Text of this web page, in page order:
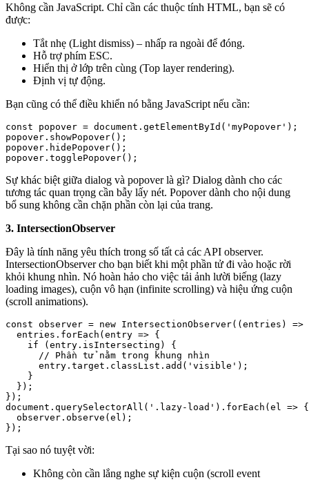
Không cần JavaScript. Chỉ cần các thuộc tính HTML, bạn sẽ có
được:
Tắt nhẹ (Light dismiss) – nhấp ra ngoài để đóng.
Hỗ trợ phím ESC.
Hiển thị ở lớp trên cùng (Top layer rendering).
Định vị tự động.
Bạn cũng có thể điều khiển nó bằng JavaScript nếu cần:
const popover = document.getElementById('myPopover');
popover.showPopover();
popover.hidePopover();
popover.togglePopover();
Sự khác biệt giữa dialog và popover là gì? Dialog dành cho các
tương tác quan trọng cần bẫy lấy nét. Popover dành cho nội dung
bổ sung không cần chặn phần còn lại của trang.
3. IntersectionObserver
Đây là tính năng yêu thích trong số tất cả các API observer.
IntersectionObserver cho bạn biết khi một phần tử đi vào hoặc rời
khỏi khung nhìn. Nó hoàn hảo cho việc tải ảnh lười biếng (lazy
loading images), cuộn vô hạn (infinite scrolling) và hiệu ứng cuộn
(scroll animations).
const observer = new IntersectionObserver((entries) =>
  entries.forEach(entry => {
    if (entry.isIntersecting) {
      // Phần tử nằm trong khung nhìn
      entry.target.classList.add('visible');
    }
  });
});
document.querySelectorAll('.lazy-load').forEach(el => {
  observer.observe(el);
});
Tại sao nó tuyệt vời:
Không còn cần lắng nghe sự kiện cuộn (scroll event